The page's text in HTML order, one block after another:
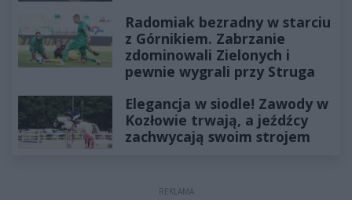
Radomiak bezradny w starciu
z Górnikiem. Zabrzanie
zdominowali Zielonych i
pewnie wygrali przy Struga
Elegancja w siodle! Zawody w
Kozłowie trwają, a jeźdźcy
zachwycają swoim strojem
REKLAMA